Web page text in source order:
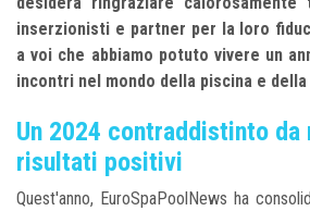
inserzionisti e partner per la loro
a voi che abbiamo potuto vivere un
incontri nel mondo della piscina e della
Un 2024 contraddistinto
risultati positivi
Quest'anno, EuroSpaPoolNews ha